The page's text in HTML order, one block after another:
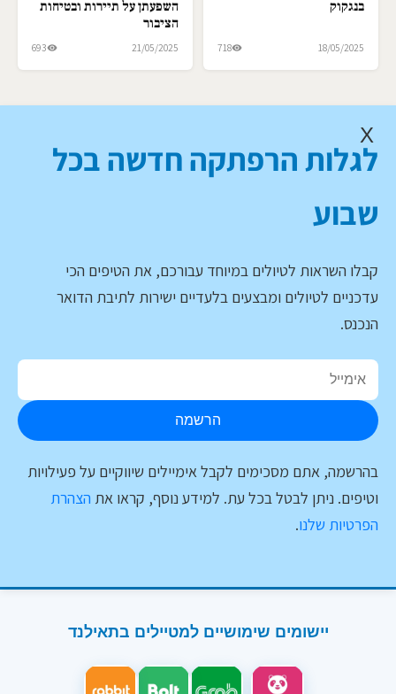
בנגקוק
18/05/2025
718
השפעתן על תיירות ובטיחות
הציבור
21/05/2025
693
X
לגלות הרפתקה חדשה בכל
שבוע
קבלו השראות לטיולים במיוחד עבורכם, את הטיפים הכי
עדכניים לטיולים ומבצעים בלעדיים ישירות לתיבת הדואר
הנכנס.
הרשמה
בהרשמה, אתם מסכימים לקבל אימיילים שיווקיים על פעילויות
וטיפים. ניתן לבטל בכל עת. למידע נוסף, קראו את הצהרת
הפרטיות שלנו.
יישומים שימושיים למטיילים בתאילנד